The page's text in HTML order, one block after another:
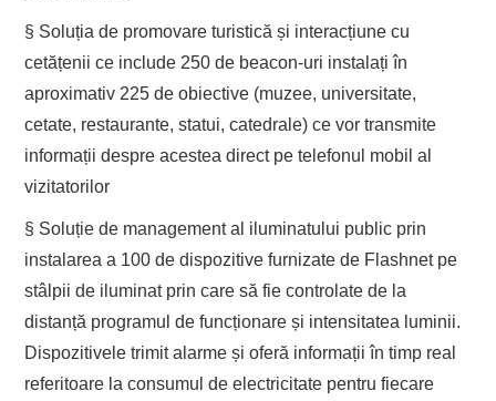
§ Soluția de promovare turistică și interacțiune cu
cetățenii ce include 250 de beacon-uri instalați în
aproximativ 225 de obiective (muzee, universitate,
cetate, restaurante, statui, catedrale) ce vor transmite
informații despre acestea direct pe telefonul mobil al
vizitatorilor
§ Soluție de management al iluminatului public prin
instalarea a 100 de dispozitive furnizate de Flashnet pe
stâlpii de iluminat prin care să fie controlate de la
distanță programul de funcționare și intensitatea luminii.
Dispozitivele trimit alarme și oferă informații în timp real
referitoare la consumul de electricitate pentru fiecare